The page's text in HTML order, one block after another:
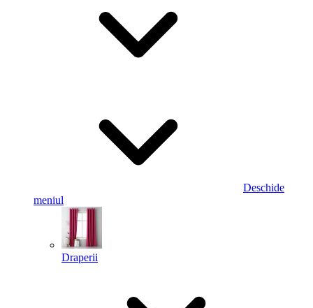
Deschide
meniul
Draperii